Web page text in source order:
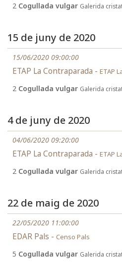
2 Cogullada vulgar Galerida
15 de juny de 2020
15/06/2020 09:00:00
ETAP La Contraparada - ETAP
2 Cogullada vulgar Galerida
4 de juny de 2020
04/06/2020 09:20:00
ETAP La Contraparada - ETAP
2 Cogullada vulgar Galerida
22 de maig de 2020
22/05/2020 11:00:00
EDAR Pals - Censo Pals
5 Cogullada vulgar Galerida